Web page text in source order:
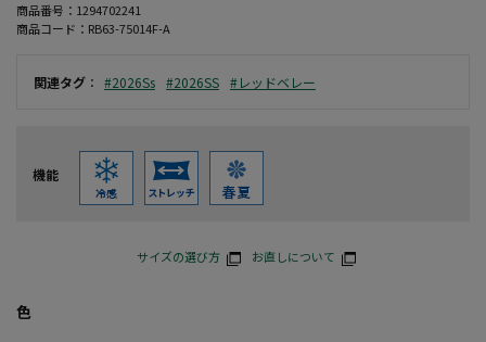
商品番号： 1294702241
商品コード： RB63-75014F-A
関連タグ ： #2026Ss #2026SS #レッドベレー
機能
サイズの選び方 お直しについて
色